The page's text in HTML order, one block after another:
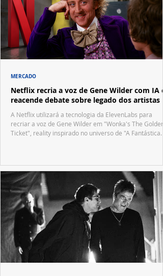
Netflix recria a voz de Gene Wilder com IA e
reacende debate sobre legado dos artistas
A Netflix utilizará a tecnologia da ElevenLabs para
recriar a voz de Gene Wilder em "Wonka's The Golden
Ticket", reality inspirado no universo de "A Fantástica
MERCADO